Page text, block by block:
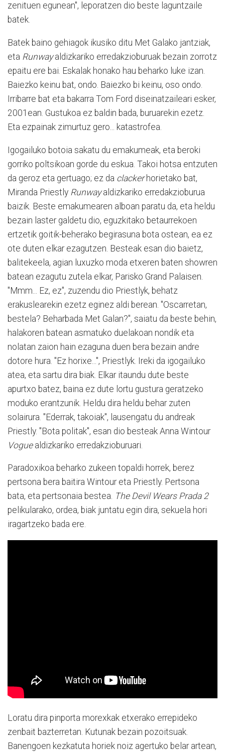
zenituen egunean", leporatzen dio beste laguntzaile
batek.
Batek baino gehiagok ikusiko ditu Met Galako jantziak,
eta Runwayaldizkariko erredakzioburuak bezain zorrotz
epaitu ere bai. Eskalak honako hau beharko luke izan.
Baiezko keinu bat, ondo. Baiezko bi keinu, oso ondo.
Irribarre bat eta bakarra Tom Ford diseinatzaileari esker,
2001ean. Gustukoa ez baldin bada, buruarekin ezetz.
Eta ezpainak zimurtuz gero... katastrofea.
Igogailuko botoia sakatu du emakumeak, eta beroki
gorriko poltsikoan gorde du eskua. Takoi hotsa entzuten
da geroz eta gertuago; ez da clacker horietako bat,
Miranda Priestly Runwayaldizkariko erredakzioburua
baizik. Beste emakumearen alboan paratu da, eta heldu
bezain laster galdetu dio, eguzkitako betaurrekoen
ertzetik goitik-beherako begirasuna bota ostean, ea ez
ote duten elkar ezagutzen. Besteak esan dio baietz,
balitekeela, agian luxuzko moda etxeren baten showren
batean ezagutu zutela elkar, Parisko Grand Palaisen.
"Mmm... Ez, ez", zuzendu dio Priestlyk, behatz
erakuslearekin ezetz eginez aldi berean. "Oscarretan,
bestela? Beharbada Met Galan?", saiatu da beste behin,
halakoren batean asmatuko duelakoan nondik eta
nolatan zaion hain ezaguna duen bera bezain andre
dotore hura. "Ez horixe...", Priestlyk. Ireki da igogailuko
atea, eta sartu dira biak. Elkar itaundu dute beste
apurtxo batez, baina ez dute lortu gustura geratzeko
moduko erantzunik. Heldu dira heldu behar zuten
solairura. "Ederrak, takoiak", lausengatu du andreak
Priestly. "Bota politak", esan dio besteak Anna Wintour
Vogue aldizkariko erredakzioburuari.
Paradoxikoa beharko zukeen topaldi horrek, berez
pertsona bera baitira Wintour eta Priestly. Pertsona
bata, eta pertsonaia bestea. The Devil Wears Prada 2
pelikularako, ordea, biak juntatu egin dira, sekuela hori
iragartzeko bada ere.
Loratu dira pinporta morexkak etxerako errepideko
zenbait bazterretan. Kutunak bezain pozoitsuak.
Banengoen kezkatuta horiek noiz agertuko belar artean,